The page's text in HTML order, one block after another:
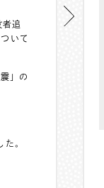
追
いて
」の
た。